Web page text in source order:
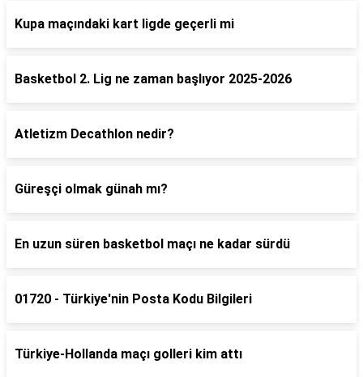
Kupa maçındaki kart ligde geçerli mi
Basketbol 2. Lig ne zaman başlıyor 2025-2026
Atletizm Decathlon nedir?
Güreşçi olmak günah mı?
En uzun süren basketbol maçı ne kadar sürdü
01720 - Türkiye'nin Posta Kodu Bilgileri
Türkiye-Hollanda maçı golleri kim attı